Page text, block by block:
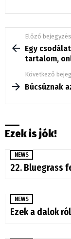
more
Előző bejegyzés
Egy
tartalom,
Következő
Búcsúznak
Ezek is jók!
NEWS
22. Bluegrass
NEWS
Ezek a dalok